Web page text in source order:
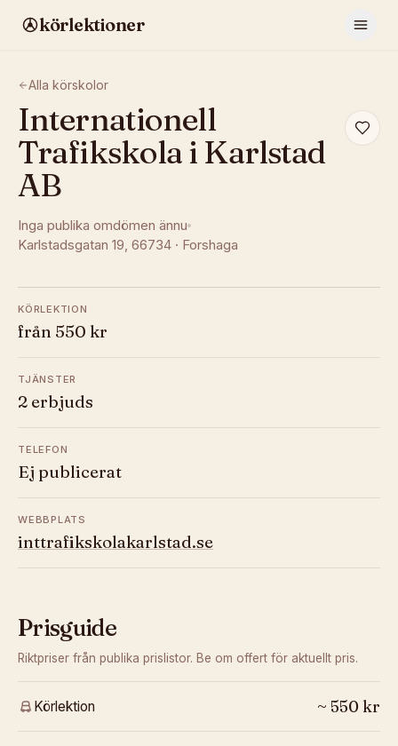
körlektioner
Alla körskolor
Internationell
Trafikskola i Karlstad
AB
Inga publika omdömen ännu
Karlstadsgatan 19, 66734 · Forshaga
KÖRLEKTION
från 550 kr
TJÄNSTER
2 erbjuds
TELEFON
Ej publicerat
WEBBPLATS
inttrafikskolakarlstad.se
Prisguide
Riktpriser från publika prislistor. Be om offert för aktuellt pris.
Körlektion ~ 550 kr